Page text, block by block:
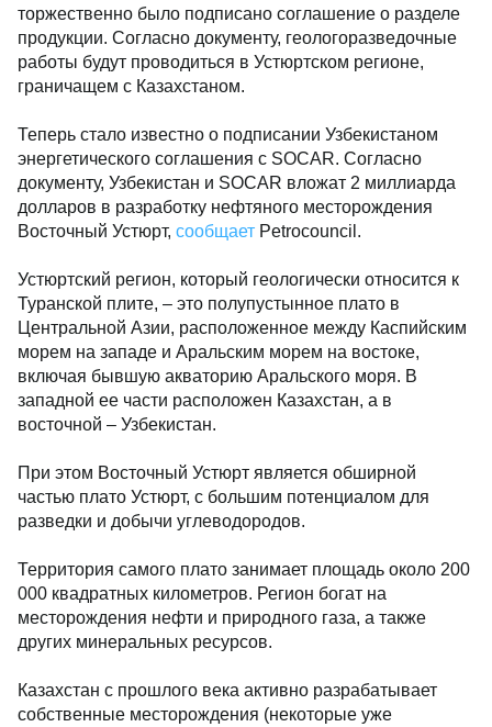
торжественно было подписано соглашение о разделе
продукции. Согласно документу, геологоразведочные
работы будут проводиться в Устюртском регионе,
граничащем с Казахстаном.
Теперь стало известно о подписании Узбекистаном
энергетического соглашения с SOCAR. Согласно
документу, Узбекистан и SOCAR вложат 2 миллиарда
долларов в разработку нефтяного месторождения
Восточный Устюрт, сообщает Petrocouncil.
Устюртский регион, который геологически относится к
Туранской плите, – это полупустынное плато в
Центральной Азии, расположенное между Каспийским
морем на западе и Аральским морем на востоке,
включая бывшую акваторию Аральского моря. В
западной ее части расположен Казахстан, а в
восточной – Узбекистан.
При этом Восточный Устюрт является обширной
частью плато Устюрт, с большим потенциалом для
разведки и добычи углеводородов.
Территория самого плато занимает площадь около 200
000 квадратных километров. Регион богат на
месторождения нефти и природного газа, а также
других минеральных ресурсов.
Казахстан с прошлого века активно разрабатывает
собственные месторождения (некоторые уже